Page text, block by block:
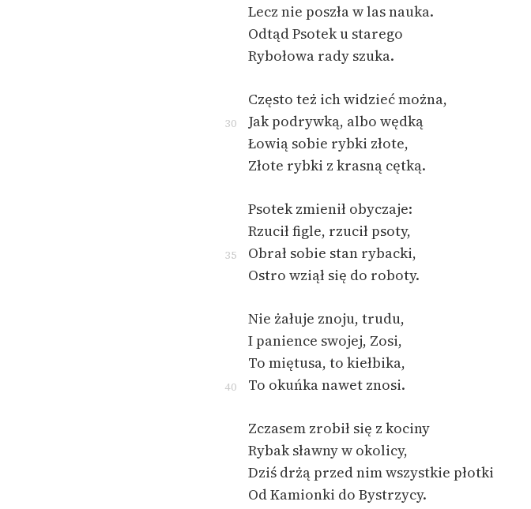
Lecz nie poszła w las nauka.
Odtąd Psotek u starego
Rybołowa rady szuka.
Często też ich widzieć można,
30
Jak podrywką, albo wędką
Łowią sobie rybki złote,
Złote rybki z krasną cętką.
Psotek zmienił obyczaje:
Rzucił figle, rzucił psoty,
35
Obrał sobie stan rybacki,
Ostro wziął się do roboty.
Nie żałuje znoju, trudu,
I panience swojej, Zosi,
To miętusa, to kiełbika,
40 To okuńka nawet znosi.
Zczasem zrobił się z kociny
Rybak sławny w okolicy,
Dziś drżą przed nim wszystkie płotki
Od Kamionki do Bystrzycy.